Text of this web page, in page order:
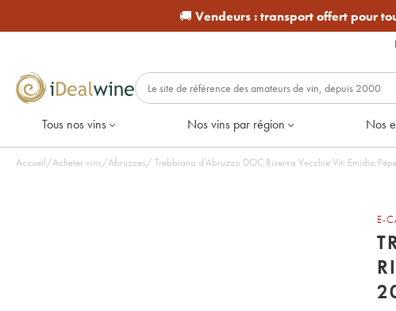
🚚 Vendeurs :transport offert pour
Tous nos vins Nos vins par région Nos
Accueil/Acheter vins/Abruzzes/ Trebbiano d'Abruzzo DOC Riserva Vecchie Viti Emidio
E-